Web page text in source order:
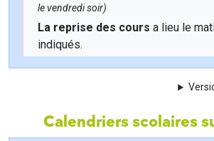
le vendredi soir)
La reprise des cours a lieu le
indiqués.
Calendriers scolaires